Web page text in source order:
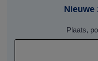
Nieuwe
Plaats,